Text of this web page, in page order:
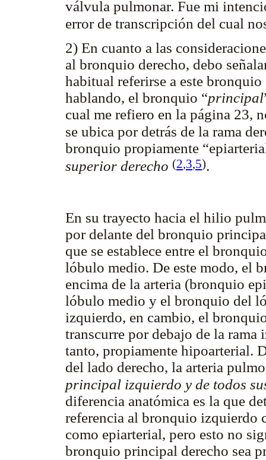
válvula pulmonar. Fue mi
error de transcripción del cual
2) En cuanto a las
al bronquio derecho, debo
habitual referirse a este bronquio
hablando, el bronquio “principal
cual me refiero en la página 23,
se ubica por detrás de la rama
bronquio propiamente
superior derecho (2 3 5).
En su trayecto hacia el hilio
por delante del bronquio
que se establece entre el
lóbulo medio. De este modo, el
encima de la arteria (bronquio
lóbulo medio y el bronquio del
izquierdo, en cambio, el
transcurre por debajo de la
tanto, propiamente hipoarterial.
del lado derecho, la arteria
principal izquierdo y de todos
diferencia anatómica es la que
referencia al bronquio izquierdo
como epiarterial, pero esto no
bronquio principal derecho sea